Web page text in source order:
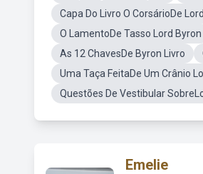
Capa Do Livro O CorsárioDe
O LamentoDe Tasso Lord Byron
As 12 ChavesDe Byron Livro
Uma Taça FeitaDe Um Crânio
Questões De Vestibular
Emelie